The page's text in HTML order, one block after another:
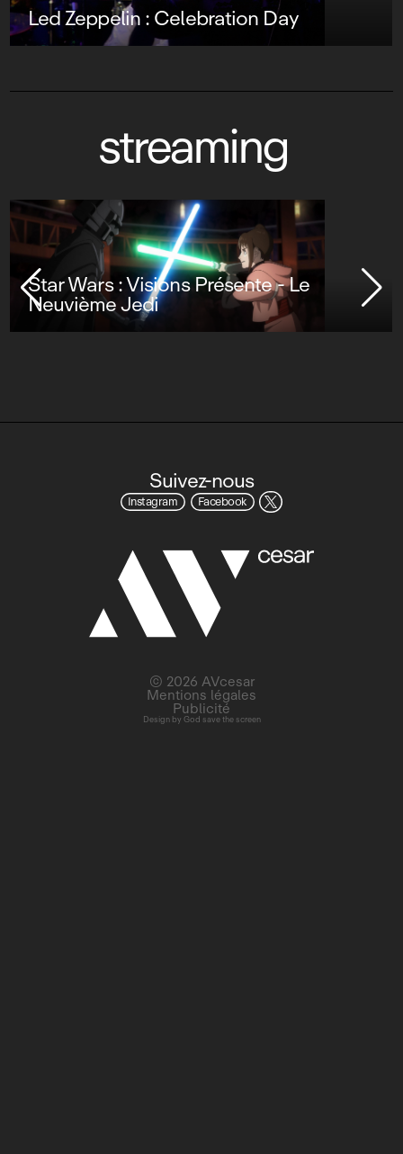
Led Zeppelin : Celebration Day
streaming
Star Wars : Visions Présente - Le
Neuvième Jedi
Suivez-nous
Instagram Facebook
Design by God save the screen
© 2026 AVcesar
Mentions légales
Publicité